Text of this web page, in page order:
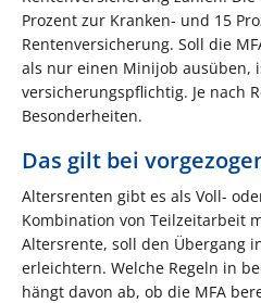
Prozent zur Kranken- und 15
Rentenversicherung. Soll die
als nur einen Minijob ausüben,
versicherungspflichtig. Je nach
Besonderheiten.
Das gilt bei
Altersrenten gibt es als Voll-
Kombination von Teilzeitarbeit
Altersrente, soll den Übergang
erleichtern. Welche Regeln in
hängt davon ab, ob die MFA